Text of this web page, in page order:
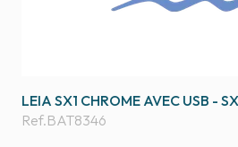
LEIA SX1 CHROME AVEC USB -
Ref.BAT8346